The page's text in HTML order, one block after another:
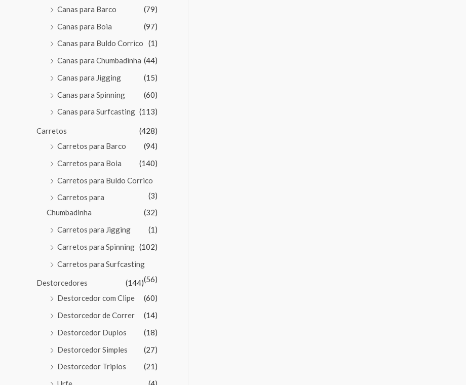
Canas para Barco
(79)
Canas para Boia
(97)
Canas para Buldo Corrico
(1)
Canas para Chumbadinha (44)
Canas para Jigging
(15)
Canas para Spinning
(60)
Canas para Surfcasting (113)
Carretos
(428)
Carretos para Barco
(94)
Carretos para Boia
(140)
Carretos para Buldo Corrico
(3)
Carretos para
Chumbadinha
(32)
Carretos para Jigging
(1)
Carretos para Spinning (102)
Carretos para Surfcasting
(56)
Destorcedores
(144)
Destorcedor com Clipe
(60)
Destorcedor de Correr
(14)
Destorcedor Duplos
(18)
Destorcedor Simples
(27)
Destorcedor Triplos
(21)